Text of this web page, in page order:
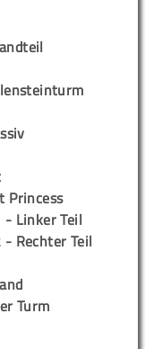
Princess
Linker Teil
Rechter Teil
Turm